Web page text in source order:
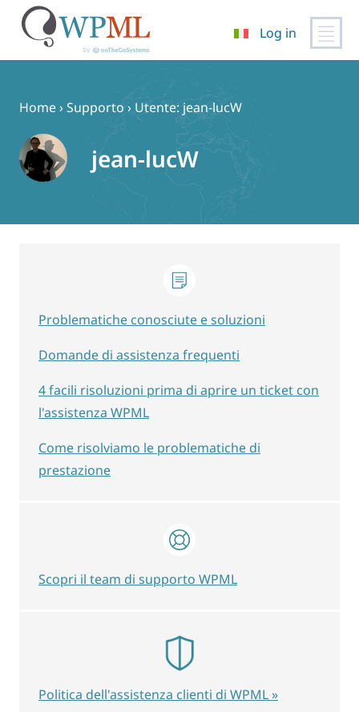
contenuto
Log in
Home›Supporto › Utente: jean-lucW
jean-lucW
Problematiche conosciute e soluzioni
Domande di assistenza frequenti
4 facili risoluzioni prima di aprire un ticket con
l'assistenza WPML
Come risolviamo le problematiche di
prestazione
Scopri il team di supporto WPML
Politica dell'assistenza clienti di WPML »